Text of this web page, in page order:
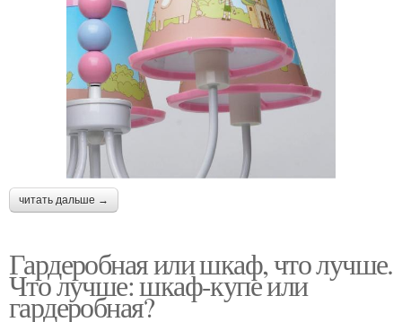
читать дальше →
Гардеробная или шкаф, что лучше.
Что лучше: шкаф-купе или
гардеробная?